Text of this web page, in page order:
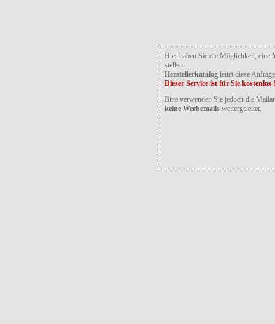
Hier haben Sie die Möglichkeit, eine
stellen.
Herstellerkatalog leitet diese
Dieser Service ist für Sie kostenlos !
Bitte verwenden Sie jedoch die
keine Werbemails weitergeleitet.